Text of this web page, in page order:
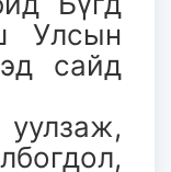
Улсын
сайд